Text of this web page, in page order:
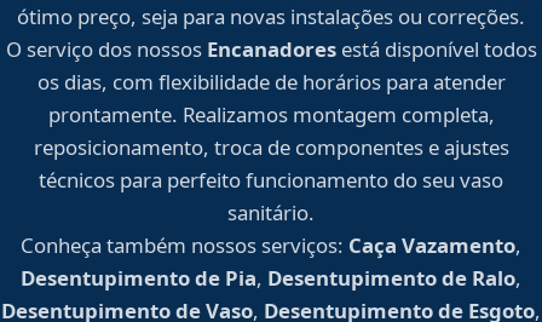
ótimo preço, seja para novas instalações ou correções.
O serviço dos nossos Encanadoresestá disponível todos
os dias, com flexibilidade de horários para atender
prontamente. Realizamos montagem completa,
reposicionamento, troca de componentes e ajustes
técnicos para perfeito funcionamento do seu vaso
sanitário.
Conheça também nossos serviços: Caça Vazamento,
Desentupimento de Pia, Desentupimento de Ralo,
Desentupimento de Vaso, Desentupimento de Esgoto,